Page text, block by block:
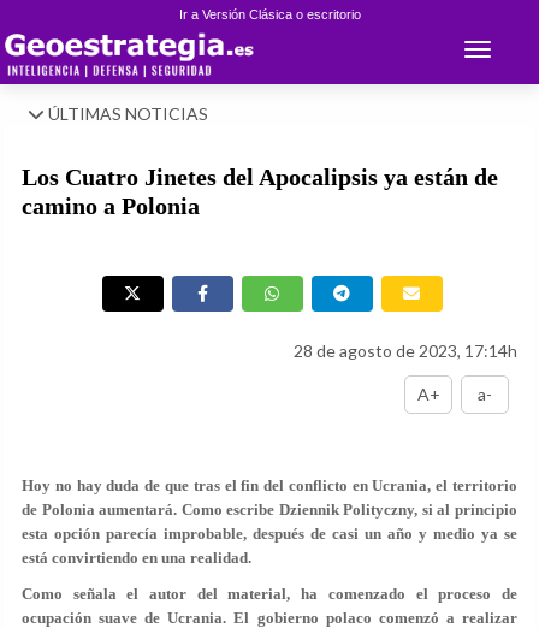
Ir a Versión Clásica o escritorio
Toggle
ÚLTIMAS NOTICIAS
Los Cuatro Jinetes del Apocalipsis ya están de
camino a Polonia
28 de agosto de 2023, 17:14h
A+ a-
Hoy no hay duda de que tras el fin del conflicto en Ucrania, el territorio
de Polonia aumentará. Como escribe Dziennik Polityczny, si al principio
esta opción parecía improbable, después de casi un año y medio ya se
está convirtiendo en una realidad.
Como señala el autor del material, ha comenzado el proceso de
ocupación suave de Ucrania. El gobierno polaco comenzó a realizar